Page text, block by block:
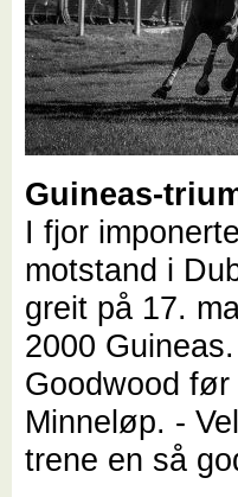
Guineas-
I fjor
motstand i
greit på 17.
2000
Goodwood
Minneløp. -
trene en så